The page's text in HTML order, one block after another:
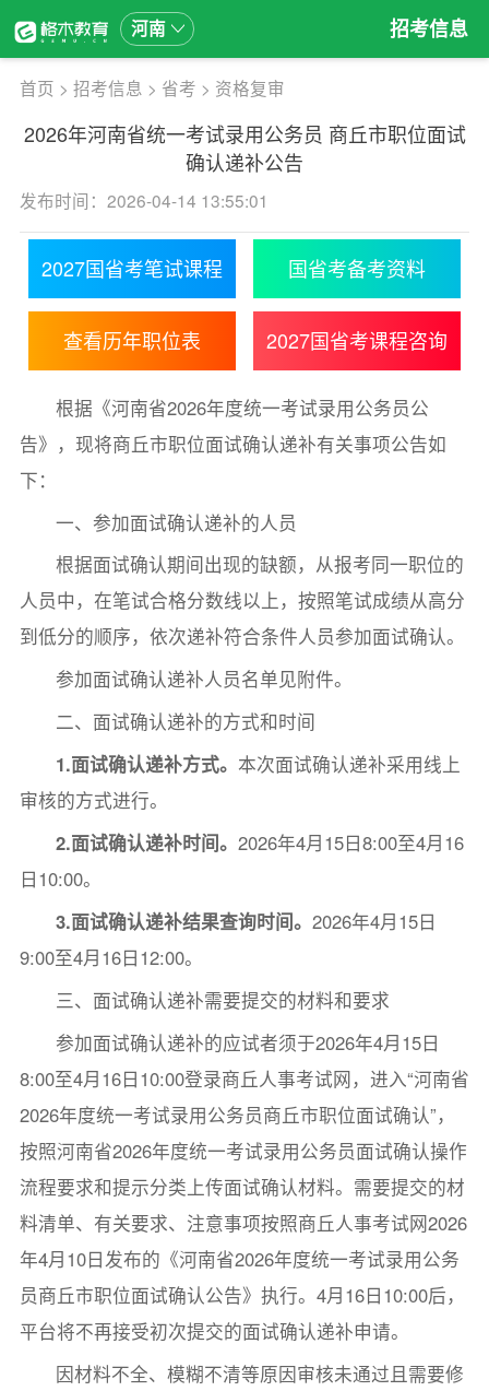
河南 招考信息
首页 > 招考信息 > 省考 > 资格复审
2026年河南省统一考试录用公务员 商丘市职位面试
确认递补公告
发布时间：2026-04-14 13:55:01
2027国省考笔试课程 国省考备考资料
查看历年职位表 2027国省考课程咨询
根据《河南省2026年度统一考试录用公务员公
告》，现将商丘市职位面试确认递补有关事项公告如
下：
一、参加面试确认递补的人员
根据面试确认期间出现的缺额，从报考同一职位的
人员中，在笔试合格分数线以上，按照笔试成绩从高分
到低分的顺序，依次递补符合条件人员参加面试确认。
参加面试确认递补人员名单见附件。
二、面试确认递补的方式和时间
1.面试确认递补方式。 本次面试确认递补采用线上
审核的方式进行。
2.面试确认递补时间。2026年4月15日8:00至4月16
日10:00。
3.面试确认递补结果查询时间。2026年4月15日
9:00至4月16日12:00。
三、面试确认递补需要提交的材料和要求
参加面试确认递补的应试者须于2026年4月15日
8:00至4月16日10:00登录商丘人事考试网，进入“河南省
2026年度统一考试录用公务员商丘市职位面试确认”，
按照河南省2026年度统一考试录用公务员面试确认操作
流程要求和提示分类上传面试确认材料。需要提交的材
料清单、有关要求、注意事项按照商丘人事考试网2026
年4月10日发布的《河南省2026年度统一考试录用公务
员商丘市职位面试确认公告》执行。4月16日10:00后，
平台将不再接受初次提交的面试确认递补申请。
因材料不全、模糊不清等原因审核未通过且需要修